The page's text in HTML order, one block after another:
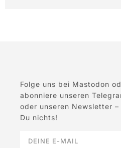
Folge uns bei Mastodon
abonniere unseren
oder unseren Newsletter
Du nichts!